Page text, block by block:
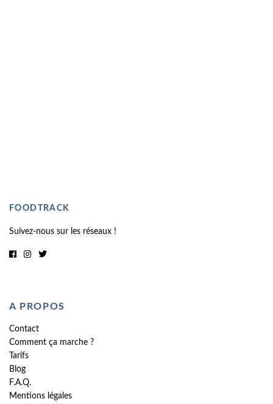
FOODTRACK
Suivez-nous sur les réseaux !
A PROPOS
Contact
Comment ça marche ?
Tarifs
Blog
F.A.Q.
Mentions légales